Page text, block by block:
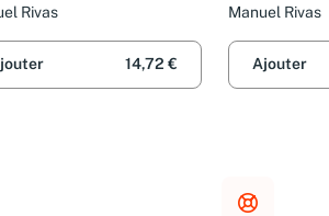
Día (Hispánica)
Rivas
14,72 €
Manuel Rivas
Ajouter